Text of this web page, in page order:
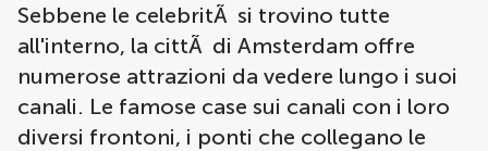
Sebbene le celebritÃ si trovino tutte
all'interno, la cittÃ di Amsterdam offre
numerose attrazioni da vedere lungo i suoi
canali. Le famose case sui canali con i loro
diversi frontoni, i ponti che collegano le